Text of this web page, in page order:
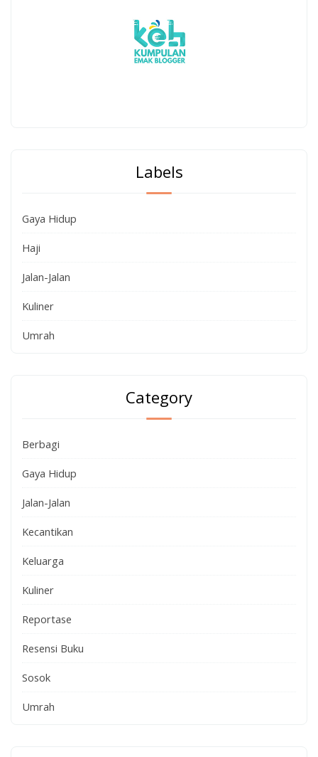
Labels
Gaya Hidup
Haji
Jalan-Jalan
Kuliner
Umrah
Category
Berbagi
Gaya Hidup
Jalan-Jalan
Kecantikan
Keluarga
Kuliner
Reportase
Resensi Buku
Sosok
Umrah